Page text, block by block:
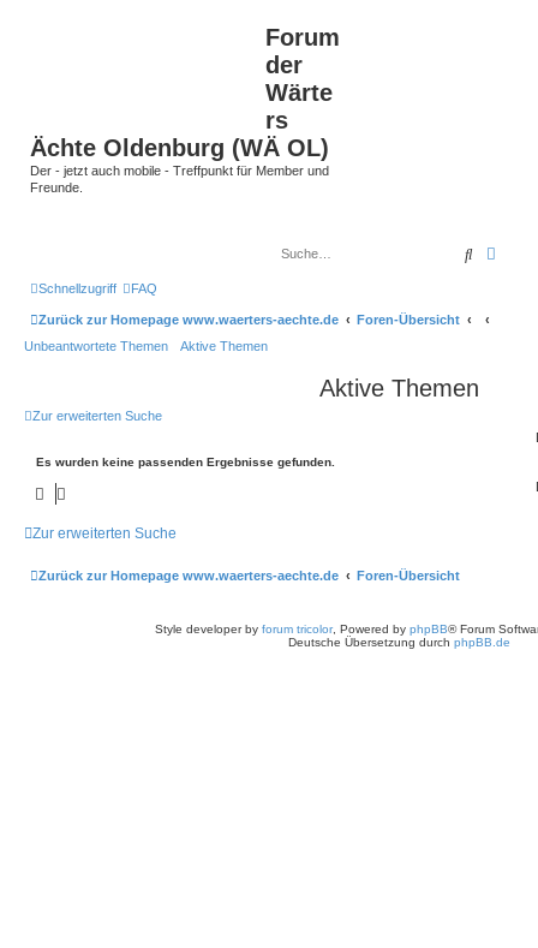
Forum
der
Wärte
rs
Ächte Oldenburg (WÄ OL)
Der - jetzt auch mobile - Treffpunkt für Member und
Freunde.
Suche
Schnellzugriff FAQ
Zurück zur Homepage www.waerters-aechte.de
Foren-Übersicht
Unbeantwortete Themen
Aktive Themen
Aktive Themen
Zur erweiterten Suche
Es wurden keine passenden Ergebnisse gefunden.
Zur erweiterten Suche
Zurück zur Homepage www.waerters-aechte.de Foren-Übersicht
Style developer by forum tricolor, Powered by phpBB® Forum
Deutsche Übersetzung durch phpBB.de